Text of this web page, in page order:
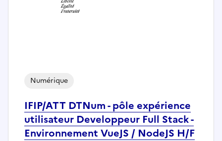
IFIP/ATT DTNum - pôle expérience
utilisateur Developpeur Full Stack -
Environnement VueJS / NodeJS H/F
Numérique